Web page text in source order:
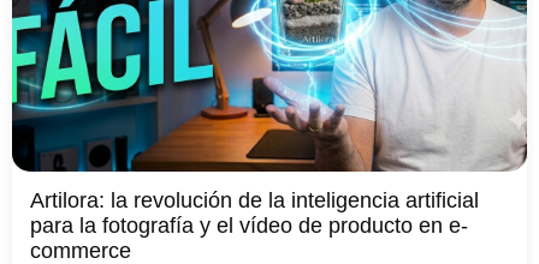
Artilora: la revolución de la inteligencia artificial
para la fotografía y el vídeo de producto en e-
commerce